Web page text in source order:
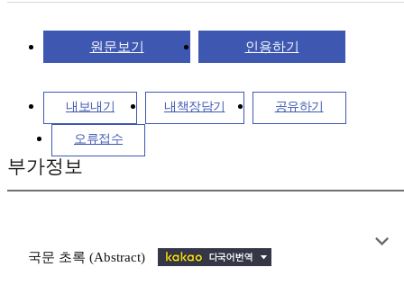
원문보기 인용하기
내보내기 내책장담기 공유하기
오류접수
부가정보
국문 초록 (Abstract)